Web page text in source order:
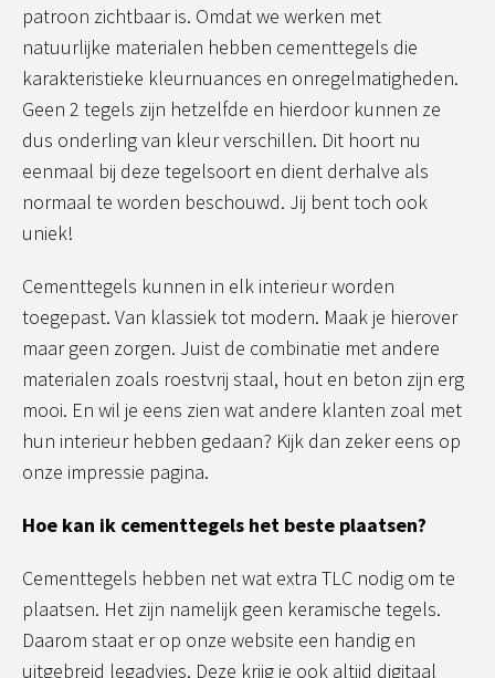
patroon zichtbaar is. Omdat we werken met
natuurlijke materialen hebben cementtegels die
karakteristieke kleurnuances en onregelmatigheden.
Geen 2 tegels zijn hetzelfde en hierdoor kunnen ze
dus onderling van kleur verschillen. Dit hoort nu
eenmaal bij deze tegelsoort en dient derhalve als
normaal te worden beschouwd. Jij bent toch ook
uniek!
Cementtegels kunnen in elk interieur worden
toegepast. Van klassiek tot modern. Maak je hierover
maar geen zorgen. Juist de combinatie met andere
materialen zoals roestvrij staal, hout en beton zijn erg
mooi. En wil je eens zien wat andere klanten zoal met
hun interieur hebben gedaan? Kijk dan zeker eens op
onze impressie pagina.
Hoe kan ik cementtegels het beste plaatsen?
Cementtegels hebben net wat extra TLC nodig om te
plaatsen. Het zijn namelijk geen keramische tegels.
Daarom staat er op onze website een handig en
uitgebreid legadvies. Deze krijg je ook altijd digitaal